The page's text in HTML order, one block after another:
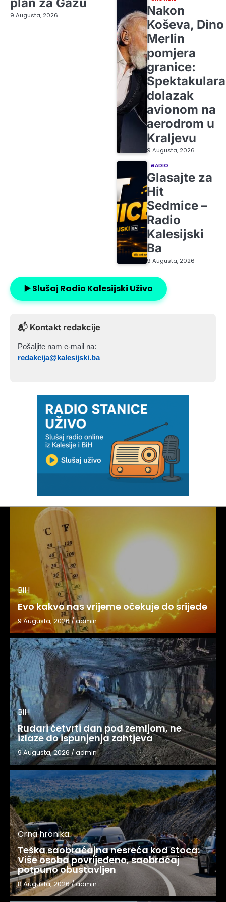
9 Augusta, 2026
Nakon
Koševa, Dino
Merlin
pomjera
granice:
dolazak
avionom na
aerodrom u
Kraljevu
9 Augusta, 2026
RADIO
Glasajte za
Hit
Sedmice –
Radio
Kalesijski
Ba
9 Augusta, 2026
▶️ Slušaj Radio Kalesijski Uživo
📬 Kontakt redakcije
Pošaljite nam e-mail na:
redakcija@kalesijski.ba
BiH
Evo kakvo nas vrijeme očekuje do srijede
9 Augusta, 2026/admin
BiH
Rudari četvrti dan pod zemljom, ne
izlaze do ispunjenja zahtjeva
9 Augusta, 2026 / admin
Crna hronika
Teška saobraćajna nesreća kod Stoca:
Više osoba povrijeđeno, saobraćaj
potpuno obustavljen
8 Augusta, 2026/admin